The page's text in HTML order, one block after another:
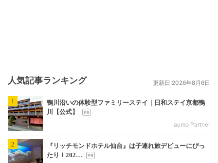
人気記事ランキング 更新日:2026年8月6日
1
鴨川沿いの体験型ファミリーステイ｜日和ステイ京都鴨
川【公式】
aumo Partner
2
『リッチモンドホテル仙台』は子連れ旅デビューにぴっ
たり！202…